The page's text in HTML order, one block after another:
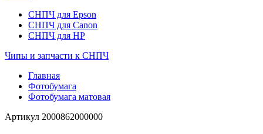
СНПЧ для Epson
СНПЧ для Canon
СНПЧ для HP
Чипы и запчасти к СНПЧ
Главная
Фотобумага
Фотобумага матовая
Артикул 2000862000000